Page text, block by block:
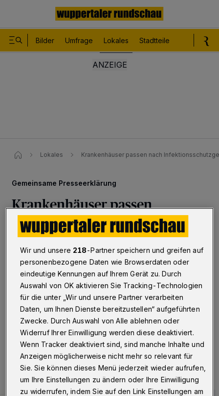
Bilder Umfrage Lokales Stadtteile
Lokales Krankenhäuser passen nach
Gemeinsame Presseerklärung
Krankenhäuser passen
Besuchsregelung an
Alle Besucher müssen einen negativen Corona-Test
vorweisen können. Das Helios Universitätsklinikum
Wuppertal, das Agaplesion Bethesda Krankenhaus
Wuppertal, der Klinikverbund St. Antonius und St. Josef
(Petrus-Krankenhaus, Krankenhaus St. Josef und St.
Anna-Klinik) informieren darüber, dass für die
Besucher ab sofort eine Besuchsregelung gilt.
02.12.2021 , 14:09 Uhr Eine Minute Lesezeit
Wir und unsere 218-Partner speichern und greifen auf
personenbezogene Daten wie Browserdaten oder
eindeutige Kennungen auf Ihrem Gerät zu. Durch
Auswahl von OK aktivieren Sie Tracking-Technologien
für die unter „Wir und unsere Partner verarbeiten
Daten, um Ihnen Dienste bereitzustellen“ aufgeführten
Zwecke. Durch Auswahl von Alle ablehnen oder
Widerruf Ihrer Einwilligung werden diese deaktiviert.
Wenn Tracker deaktiviert sind, sind manche Inhalte und
Anzeigen möglicherweise nicht mehr so relevant für
Sie. Sie können dieses Menü jederzeit wieder aufrufen,
um Ihre Einstellungen zu ändern oder Ihre Einwilligung
zu widerrufen, indem Sie auf den Link Einstellungen am